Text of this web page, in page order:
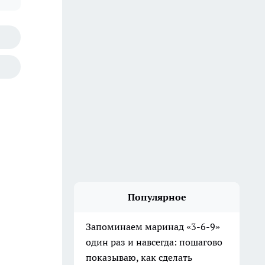
Популярное
Запоминаем маринад «3-6-9»
один раз и навсегда: пошагово
показываю, как сделать